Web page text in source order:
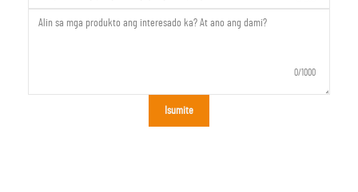
0/1000
Isumite